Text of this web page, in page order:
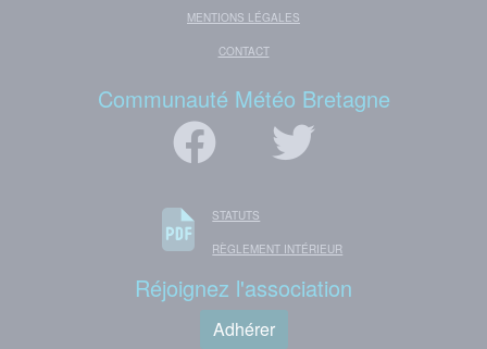
MENTIONS LÉGALES
CONTACT
Communauté Météo Bretagne
STATUTS
RÈGLEMENT INTÉRIEUR
Réjoignez l'association
Adhérer